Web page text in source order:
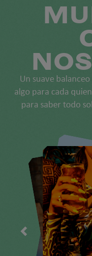
Un suave
algo para cada
para saber todo